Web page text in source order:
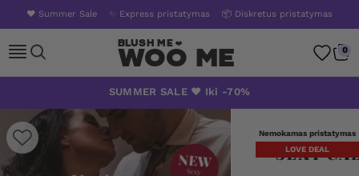
content
❤️ Summer Sale ✨ Express pristatymas 📦 Diskretus pristatymas
Woo Me 0
SUMMER SALE ❤️ Iki -70%
Nemokamas pristatymas
LOVE DEAL